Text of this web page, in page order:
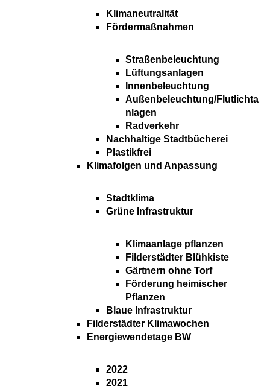
Klimaneutralität
Fördermaßnahmen
Straßenbeleuchtung
Lüftungsanlagen
Innenbeleuchtung
Außenbeleuchtung/Flutlichta
nlagen
Radverkehr
Nachhaltige Stadtbücherei
Plastikfrei
Klimafolgen und Anpassung
Stadtklima
Grüne Infrastruktur
Klimaanlage pflanzen
Filderstädter Blühkiste
Gärtnern ohne Torf
Förderung heimischer
Pflanzen
Blaue Infrastruktur
Filderstädter Klimawochen
Energiewendetage BW
2022
2021